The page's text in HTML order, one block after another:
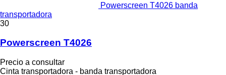
Powerscreen T4026 banda
transportadora
30
Powerscreen T4026
Precio a consultar
Cinta transportadora - banda transportadora